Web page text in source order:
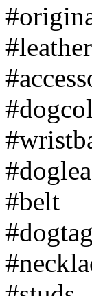
#leather
#belt
#dogtag